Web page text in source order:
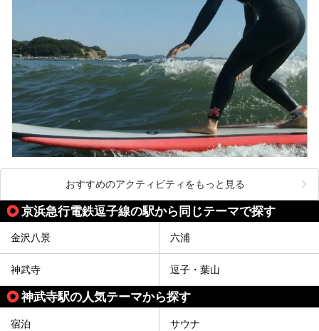
この記事は箱根 芦ノ湖畔蛸川温泉 龍宮殿のPR記事です。
おすすめのアクティビティをもっと見る
京浜急行電鉄逗子線の駅から同じテーマで探す
金沢八景 六浦
神武寺 逗子・葉山
神武寺駅の人気テーマから探す
宿泊 サウナ